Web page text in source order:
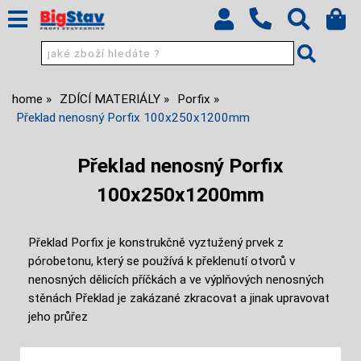
home ZDÍCÍ MATERIÁLY
Porfix
Překlad nenosný Porfix 100x250x1200mm
Překlad nenosný Porfix
100x250x1200mm
Překlad Porfix je konstrukčně vyztužený prvek z
pórobetonu, který se používá k překlenutí otvorů v
nenosných dělicích příčkách a ve výplňových nenosných
stěnách Překlad je zakázané zkracovat a jinak upravovat
jeho průřez